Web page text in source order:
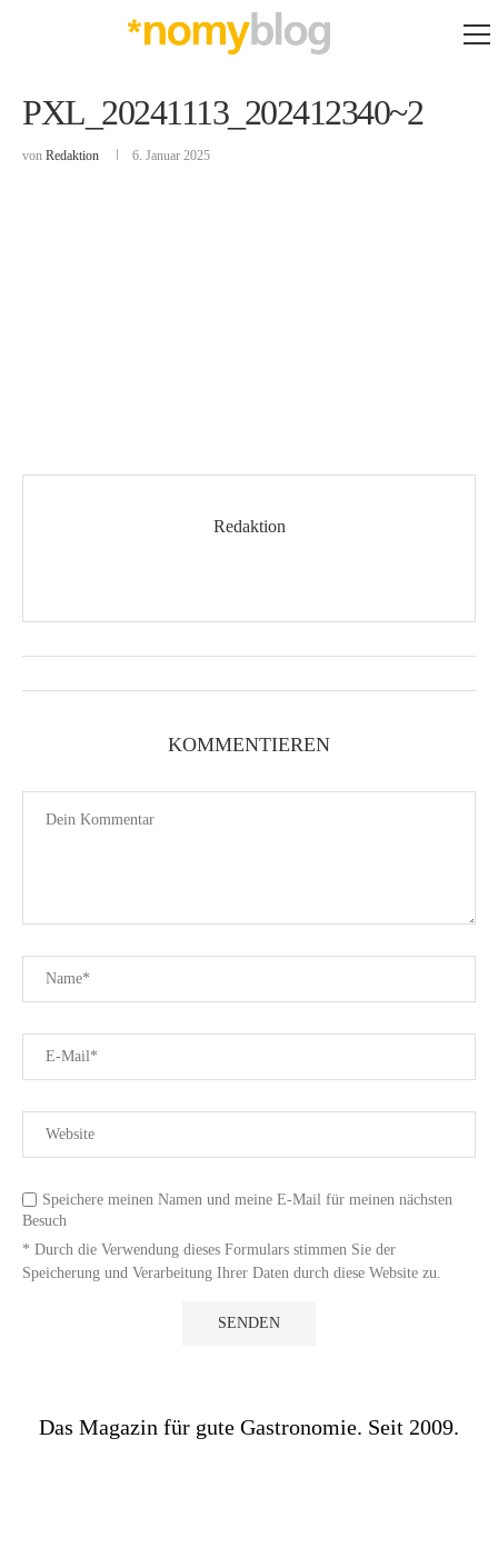
PXL_20241113_202412340~2
von Redaktion 6. Januar 2025
Redaktion
KOMMENTIEREN
Speichere meinen Namen und meine E-Mail für meinen nächsten
Besuch
* Durch die Verwendung dieses Formulars stimmen Sie der
Speicherung und Verarbeitung Ihrer Daten durch diese Website zu.
Das Magazin für gute Gastronomie. Seit 2009.